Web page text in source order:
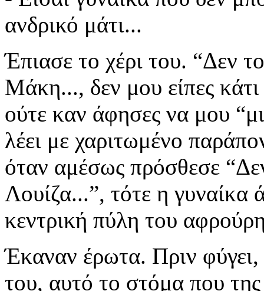
ανδρικό μάτι...
Έπιασε το χέρι του. “Δεν
Μάκη..., δεν μου είπες
ούτε καν άφησες να μου
λέει με χαριτωμένο
όταν αμέσως πρόσθεσε
Λουίζα...”, τότε η γυναίκα
κεντρική πύλη του
Έκαναν έρωτα. Πριν
του, αυτό το στόμα που